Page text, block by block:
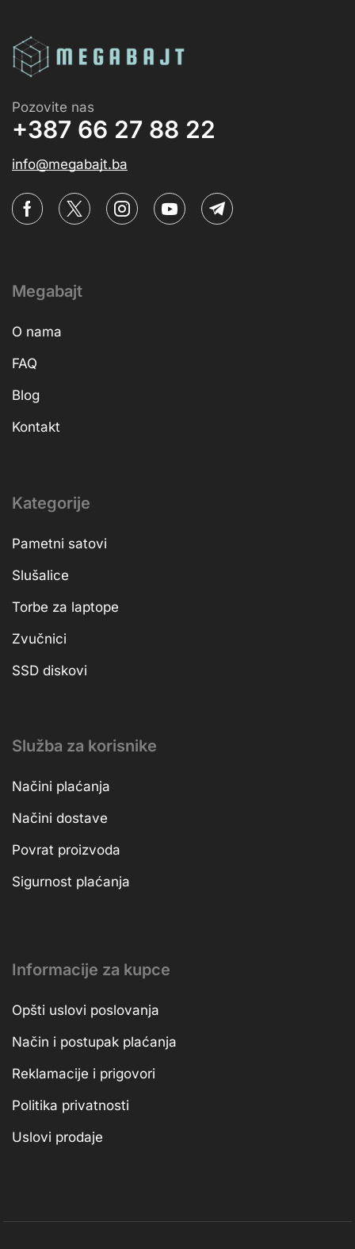
Pozovite nas
+387 66 27 88 22
info@megabajt.ba
Megabajt
O nama
FAQ
Blog
Kontakt
Kategorije
Pametni satovi
Slušalice
Torbe za laptope
Zvučnici
SSD diskovi
Služba za korisnike
Načini plaćanja
Načini dostave
Povrat proizvoda
Sigurnost plaćanja
Informacije za kupce
Opšti uslovi poslovanja
Način i postupak plaćanja
Reklamacije i prigovori
Politika privatnosti
Uslovi prodaje